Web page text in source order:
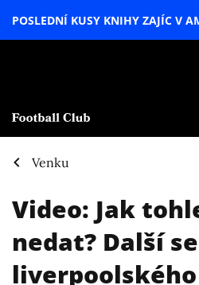
POSLEDNÍ KUSY KNIHY ZAJÍC V
Venku
Video: Jak
nedat? Další